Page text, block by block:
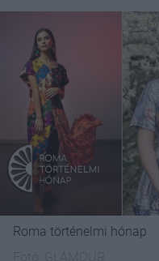
Roma történelmi hónap